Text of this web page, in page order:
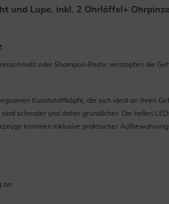
und Lupe, inkl. 2 Ohrlöffel+
oder Shampoo-Reste verstopfen die
Kunststoffköpfe, die sich ideal an Ihren
schmaler und daher gründlicher. Die hellen
kommen inklusive praktischer
an